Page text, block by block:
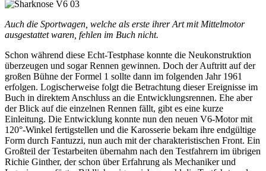
Auch die Sportwagen, welche als erste ihrer Art mit Mittelmotor
ausgestattet waren, fehlen im Buch nicht.
Schon während diese Echt-Testphase konnte die Neukonstruktion
überzeugen und sogar Rennen gewinnen. Doch der Auftritt auf der
großen Bühne der Formel 1 sollte dann im folgenden Jahr 1961
erfolgen. Logischerweise folgt die Betrachtung dieser Ereignisse im
Buch in direktem Anschluss an die Entwicklungsrennen. Ehe aber
der Blick auf die einzelnen Rennen fällt, gibt es eine kurze
Einleitung. Die Entwicklung konnte nun den neuen V6-Motor mit
120°-Winkel fertigstellen und die Karosserie bekam ihre endgültige
Form durch Fantuzzi, nun auch mit der charakteristischen Front. Ein
Großteil der Testarbeiten übernahm nach den Testfahrern im übrigen
Richie Ginther, der schon über Erfahrung als Mechaniker und